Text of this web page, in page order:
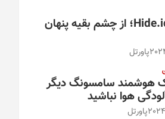
بازی/ Hide.io؛ از چشم بقیه پنهان
پاورتل
هوشمند سامسونگ دیگر
هوا نباشید
پاورتل